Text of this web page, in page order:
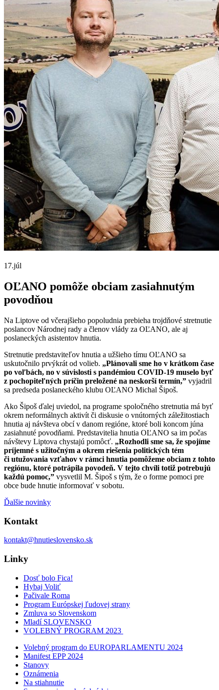
17.júl
OĽANO pomôže obciam zasiahnutým
povodňou
Na Liptove od včerajšieho popoludnia prebieha trojdňové stretnutie
poslancov Národnej rady a členov vlády za OĽANO, ale aj
poslaneckých asistentov hnutia.
Stretnutie predstaviteľov hnutia a užšieho tímu OĽANO sa
uskutočnilo prvýkrát od volieb. „Plánovali sme ho v krátkom čase
po voľbách, no v súvislosti s pandémiou COVID-19 muselo byť
z pochopiteľných príčin preložené na neskorší termín,” vyjadril
sa predseda poslaneckého klubu OĽANO Michal Šipoš.
Ako Šipoš ďalej uviedol, na programe spoločného stretnutia má byť
okrem neformálnych aktivít či diskusie o vnútorných záležitostiach
hnutia aj návšteva obcí v danom regióne, ktoré boli koncom júna
zasiahnuté povodňami. Predstavitelia hnutia OĽANO sa im počas
návštevy Liptova chystajú pomôcť. „Rozhodli sme sa, že spojíme
príjemné s užitočným a okrem riešenia politických tém
či utužovania vzťahov v rámci hnutia pomôžeme obciam z tohto
regiónu, ktoré potrápila povodeň. V tejto chvíli totiž potrebujú
každú pomoc,” vysvetlil M. Šipoš s tým, že o forme pomoci pre
obce bude hnutie informovať v sobotu.
Ďalšie novinky
Kontakt
kontakt@hnutieslovensko.sk
Linky
Dosť bolo Fica!
Hybaj Voliť
Pačivale Roma
Program Európskej ľudovej strany
Zmluva so Slovenskom
Mladí SLOVENSKO
VOLEBNÝ PROGRAM 2023
Volebný program do EUROPARLAMENTU 2024
Manifest EPP 2024
Stanovy
Oznámenia
Na stiahnutie